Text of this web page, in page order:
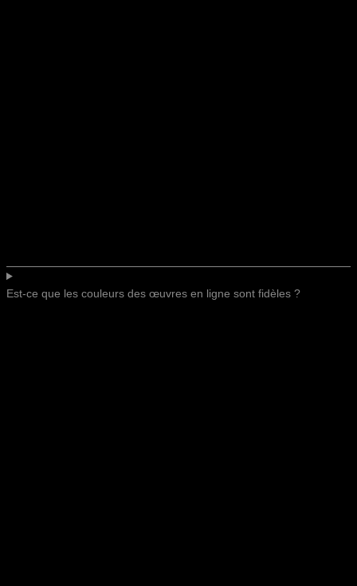
Est-ce que les couleurs des œuvres en ligne sont fidèles ?